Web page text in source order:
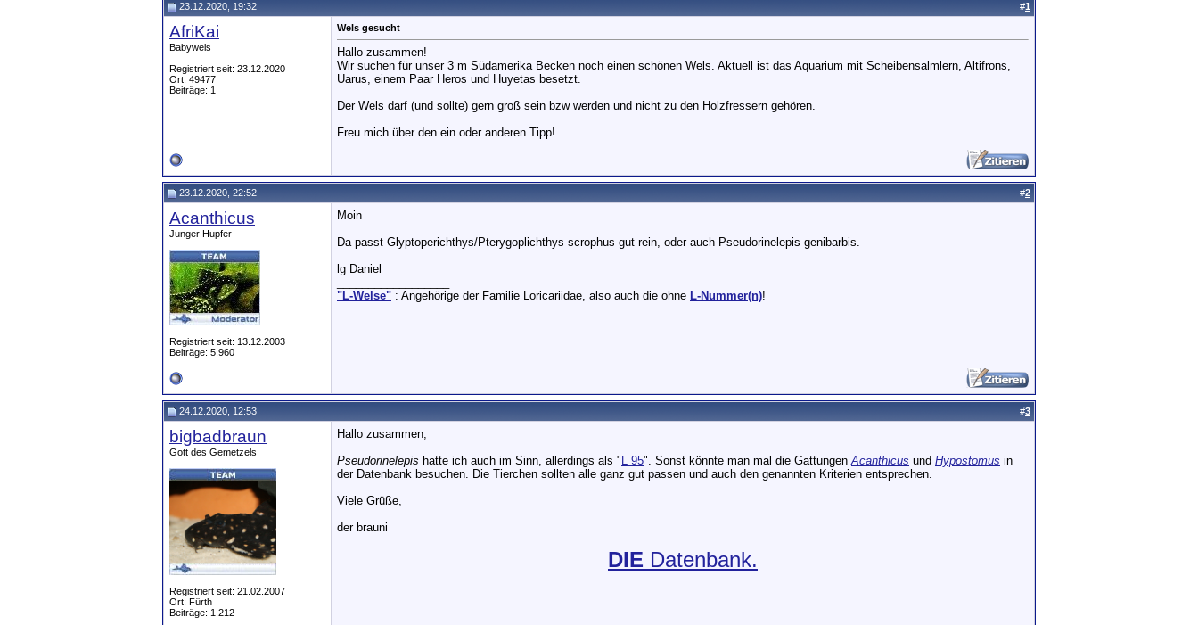
23.12.2020, 19:32 #1
AfriKai
Babywels
Registriert seit: 23.12.2020
Ort: 49477
Beiträge: 1
Wels gesucht
Hallo zusammen!
Wir suchen für unser 3 m Südamerika Becken noch einen schönen Wels. Aktuell ist das Aquarium mit Scheibensalmlern, Altifrons,
Uarus, einem Paar Heros und Huyetas besetzt.
Der Wels darf (und sollte) gern groß sein bzw werden und nicht zu den Holzfressern gehören.
Freu mich über den ein oder anderen Tipp!
23.12.2020, 22:52 #2
Acanthicus
Junger Hupfer
Registriert seit: 13.12.2003
Beiträge: 5.960
Moin
Da passt Glyptoperichthys/Pterygoplichthys scrophus gut rein, oder auch Pseudorinelepis genibarbis.
lg Daniel
"L-Welse" : Angehörige der Familie Loricariidae, also auch die ohne L-Nummer(n)!
24.12.2020, 12:53 #3
bigbadbraun
Gott des Gemetzels
Registriert seit: 21.02.2007
Ort: Fürth
Beiträge: 1.212
Hallo zusammen,
Pseudorinelepis hatte ich auch im Sinn, allerdings als " L 95". Sonst könnte man mal die GattungenAcanthicus und Hypostomus in
der Datenbank besuchen. Die Tierchen sollten alle ganz gut passen und auch den genannten Kriterien entsprechen.
Viele Grüße,
der brauni
DIE Datenbank.